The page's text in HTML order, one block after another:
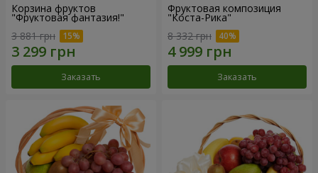
Корзина фруктов
"Фруктовая фантазия!"
3 881 грн
Заказать
Фруктовая композиция
"Коста-Рика"
8 332 грн
Заказать